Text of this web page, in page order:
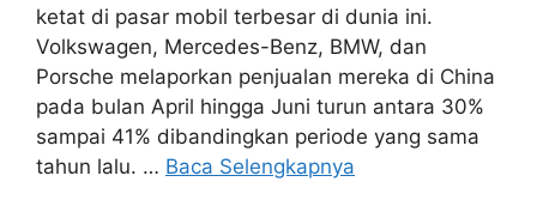
ketat di pasar mobil terbesar di dunia ini.
Volkswagen, Mercedes-Benz, BMW, dan
Porsche melaporkan penjualan mereka di China
pada bulan April hingga Juni turun antara 30%
sampai 41% dibandingkan periode yang sama
tahun lalu. … Baca Selengkapnya